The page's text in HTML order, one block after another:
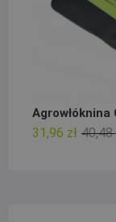
Agrowłóknina
40,48
31,96 zł